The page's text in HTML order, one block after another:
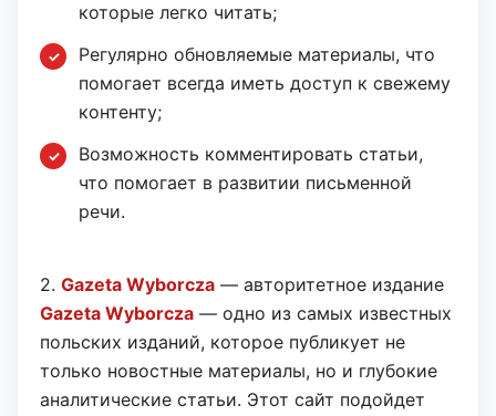
которые легко читать;
Регулярно обновляемые материалы, что
помогает всегда иметь доступ к свежему
контенту;
Возможность комментировать статьи,
что помогает в развитии письменной
речи.
2. Gazeta Wyborcza — авторитетное издание
Gazeta Wyborcza — одно из самых известных
польских изданий, которое публикует не
только новостные материалы, но и глубокие
аналитические статьи. Этот сайт подойдет